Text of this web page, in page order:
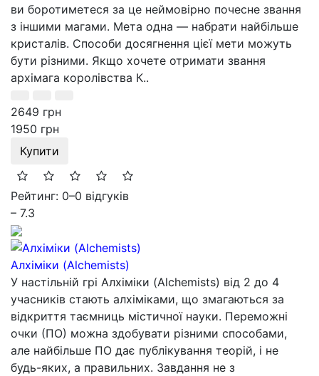
ви боротиметеся за це неймовірно почесне звання
з іншими магами. Мета одна — набрати найбільше
кристалів. Способи досягнення цієї мети можуть
бути різними. Якщо хочете отримати звання
архімага королівства К..
2649 грн
1950 грн
Купити
Рейтинг: 0–0 відгуків
– 7.3
Алхіміки (Alchemists)
У настільній грі Алхіміки (Alchemists) від 2 до 4
учасників стають алхіміками, що змагаються за
відкриття таємниць містичної науки. Переможні
очки (ПО) можна здобувати різними способами,
але найбільше ПО дає публікування теорій, і не
будь-яких, а правильних. Завдання не з